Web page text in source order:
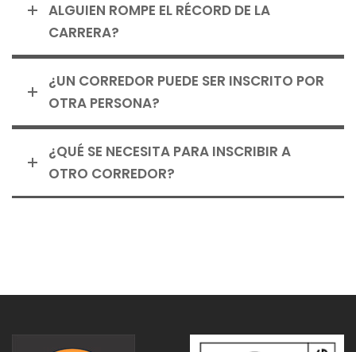
ALGUIEN ROMPE EL RÉCORD DE LA
CARRERA?
¿UN CORREDOR PUEDE SER INSCRITO POR
OTRA PERSONA?
¿QUÉ SE NECESITA PARA INSCRIBIR A
OTRO CORREDOR?